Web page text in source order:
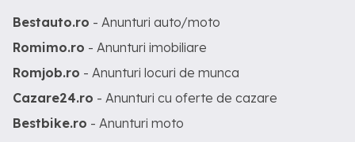
Bestauto.ro - Anunturi auto/moto
Romimo.ro - Anunturi imobiliare
Romjob.ro - Anunturi locuri de munca
Cazare24.ro - Anunturi cu oferte de cazare
Bestbike.ro - Anunturi moto